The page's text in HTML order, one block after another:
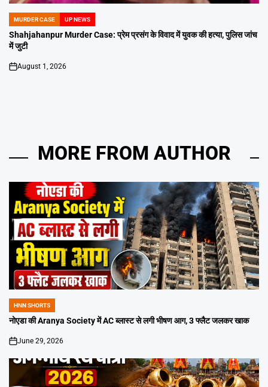
POSTED
IN
MURDER CASE UP NEWS
Shahjahanpur Murder Case: प्रेम प्रसंग के विवाद में युवक की हत्या, पुलिस जांच
में जुटी
on
August 1, 2026
MORE FROM AUTHOR
POSTED
IN
HNN SHORTS
नोएडा की Aranya Society में AC ब्लास्ट से लगी भीषण आग, 3 फ्लैट जलकर खाक
on
June 29, 2026